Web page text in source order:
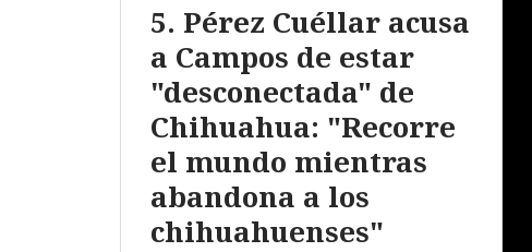
Pérez Cuéllar acusa
a Campos de estar
"desconectada" de
Chihuahua: "Recorre
el mundo mientras
abandona a los
chihuahuenses"